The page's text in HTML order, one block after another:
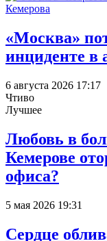
«Москва»
инциденте в
6 августа 2026 17:17
Чтиво
Лучшее
Любовь в
Кемерове
офиса?
5 мая 2026 19:31
Сердце